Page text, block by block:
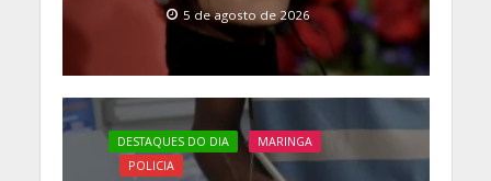
5 de agosto de 2026
DESTAQUES DO DIA
MARINGA
POLICIA